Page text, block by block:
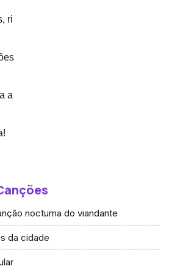
ri
a
nocturna do viandante
da cidade